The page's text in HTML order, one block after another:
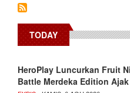
TODAY
HeroPlay Luncurkan Fruit
Battle Merdeka Edition